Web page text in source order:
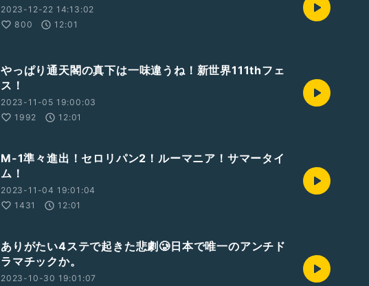
2023-12-22 14:13:02
800
12:01
やっぱり通天閣の真下は一味違うね！新世界111thフェ
ス！
2023-11-05 19:00:03
1992
12:01
M-1準々進出！セロリパン2！ルーマニア！サマータイ
ム！
2023-11-04 19:01:04
1431
12:01
ありがたい4ステで起きた悲劇🥲日本で唯一のアンチド
ラマチックか。
2023-10-30 19:01:07